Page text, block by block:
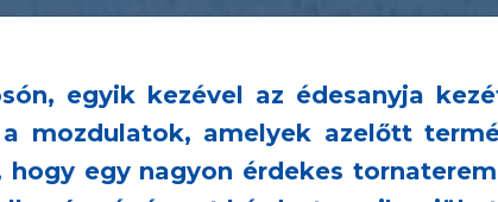
egyik kezével az édesanyja
amelyek azelőtt
egy nagyon érdekes